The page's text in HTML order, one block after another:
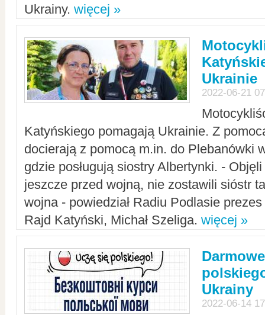
Ukrainy. więcej »
Ukrainie
2022-06-21
Katyńskiego pomagają Ukrainie. Z
docierają z pomocą m.in. do Plebanówki
gdzie posługują siostry Albertynki. -
jeszcze przed wojną, nie zostawili sióstr
wojna - powiedział Radiu Podlasie
Rajd Katyński, Michał Szeliga. więcej »
Ukrainy
2022-06-14